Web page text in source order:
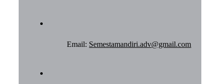
Email: Semestamandiri.adv@gmail.com